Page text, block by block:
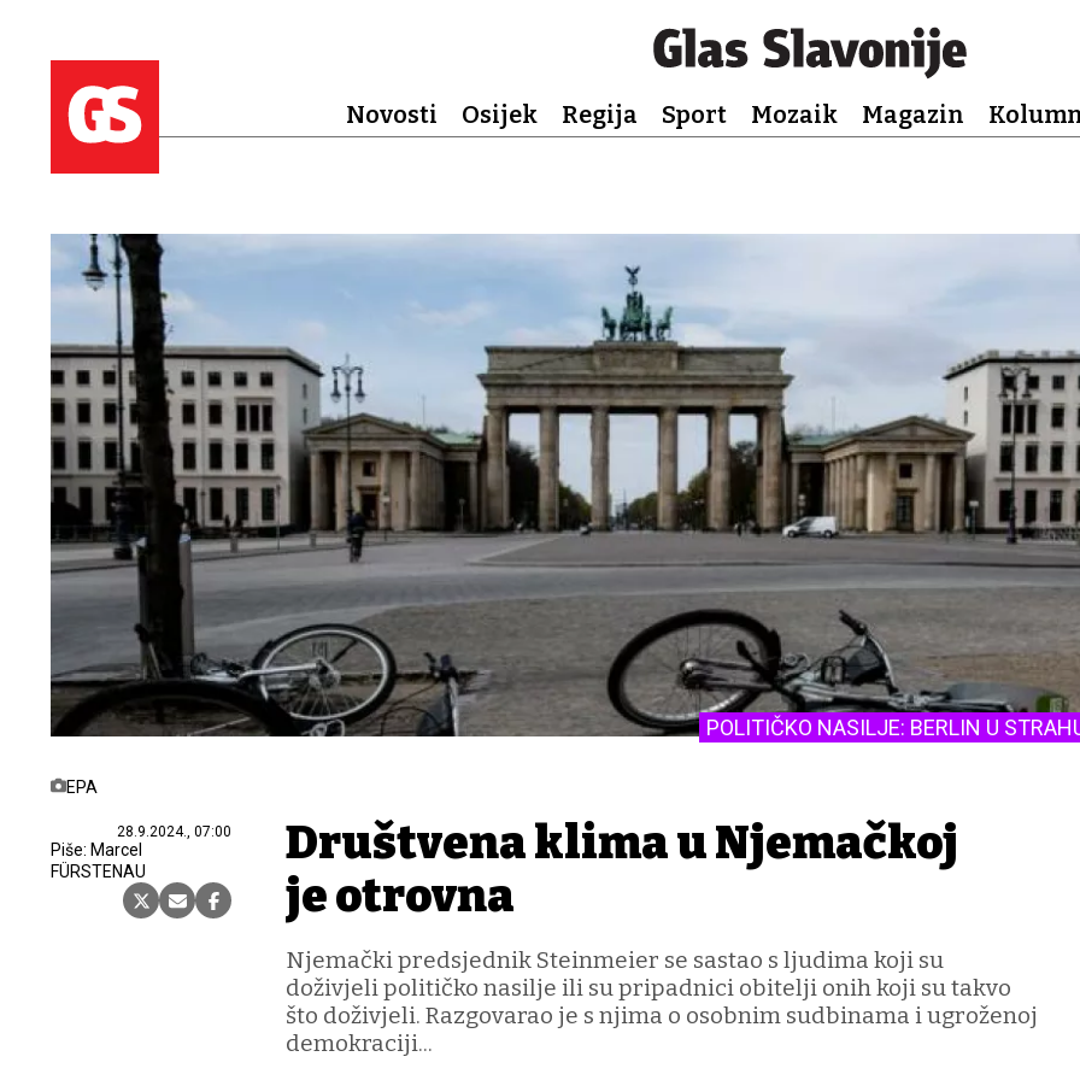
Novosti Osijek Regija Sport Mozaik Magazin
EPA
28.9.2024., 07:00
Piše: Marcel
FÜRSTENAU
POLITIČKO NASILJE: BERLIN U
Društvena klima u Njemačkoj
je otrovna
Njemački predsjednik Steinmeier se sastao s ljudima koji su
doživjeli političko nasilje ili su pripadnici obitelji onih koji su takvo
što doživjeli. Razgovarao je s njima o osobnim sudbinama i ugroženoj
demokraciji...